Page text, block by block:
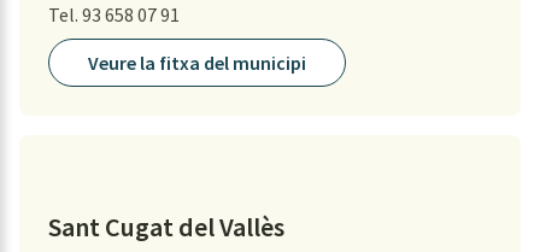
Tel. 93 658 07 91
Veure la fitxa del municipi
Sant Cugat del Vallès